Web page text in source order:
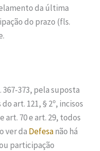
da última
do prazo (fls.
373, pela suposta
art. 121, § 2º, incisos
art. 70 e art. 29, todos
ver da Defesanão há
participação